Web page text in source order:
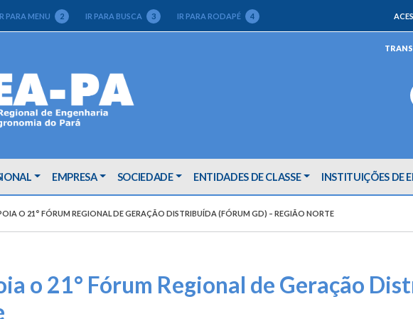
PARA MENU 2 IR PARA BUSCA 3 IR PARA RODAPÉ 4
EMPRESA SOCIEDADE ENTIDADES DE CLASSE INSTITUIÇÕES DE
O 21° FÓRUM REGIONAL DE GERAÇÃO DISTRIBUÍDA (FÓRUM GD) – REGIÃO NORTE
o 21° Fórum Regional de Geração